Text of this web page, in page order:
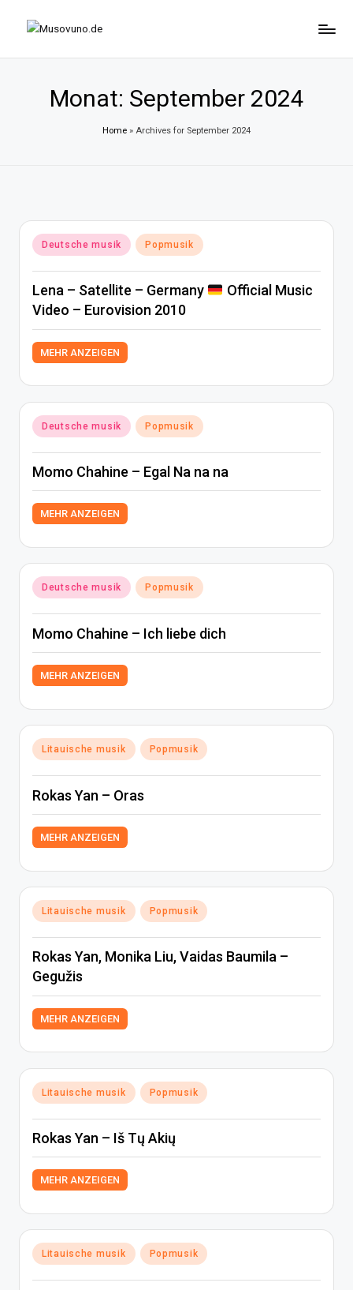
Monat: September 2024
Home » Archives for September 2024
Posted
in
Deutsche musik Popmusik
Lena – Satellite – Germany
Official Music
Video – Eurovision 2010
MEHR ANZEIGEN
Posted
in
Deutsche musik Popmusik
Momo Chahine – Egal Na na na
MEHR ANZEIGEN
Posted
in
Deutsche musik Popmusik
Momo Chahine – Ich liebe dich
MEHR ANZEIGEN
Posted
in
Litauische musik Popmusik
Rokas Yan – Oras
MEHR ANZEIGEN
Posted
in
Litauische musik Popmusik
Rokas Yan, Monika Liu, Vaidas Baumila –
Gegužis
MEHR ANZEIGEN
Posted
in
Litauische musik Popmusik
Rokas Yan – Iš Tų Akių
MEHR ANZEIGEN
Posted
in
Litauische musik Popmusik